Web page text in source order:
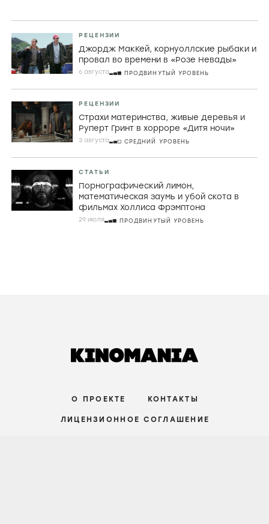
РЕЦЕНЗИИ
Джордж МакКей, корнуоллские рыбаки и
провал во времени в «Розе Невады»
6 августа ПРОДВИНУТЫЙ УРОВЕНЬ
РЕЦЕНЗИИ
Страхи материнства, живые деревья и
Руперт Гринт в хорроре «Дитя ночи»
3 августа СРЕДНИЙ УРОВЕНЬ
СТАТЬИ
Порнографический лимон,
математическая заумь и убой скота в
фильмах Холлиса Фрэмптона
29 июля ПРОДВИНУТЫЙ УРОВЕНЬ
О ПРОЕКТЕ КОНТАКТЫ
ЛИЦЕНЗИОННОЕ СОГЛАШЕНИЕ